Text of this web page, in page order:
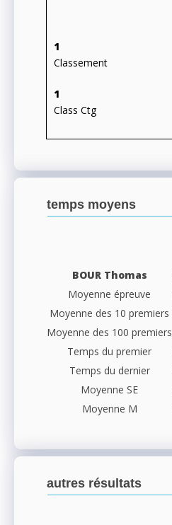
1
Classement
1
Class Ctg
temps moyens
BOUR Thomas
Moyenne épreuve
Moyenne des 10 premiers
Moyenne des 100 premiers
Temps du premier
Temps du dernier
Moyenne SE
Moyenne M
autres résultats